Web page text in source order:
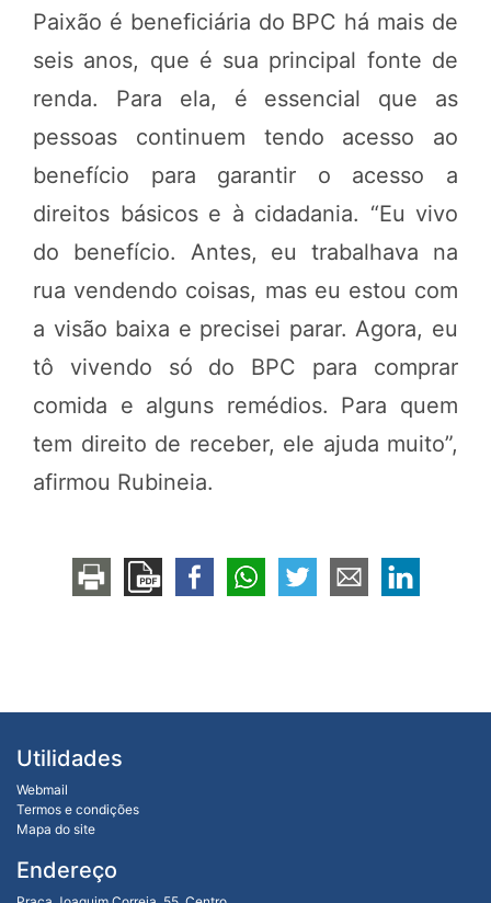
Paixão é beneficiária do BPC há mais de
seis anos, que é sua principal fonte de
renda. Para ela, é essencial que as
pessoas continuem tendo acesso ao
benefício para garantir o acesso a
direitos básicos e à cidadania. “Eu vivo
do benefício. Antes, eu trabalhava na
rua vendendo coisas, mas eu estou com
a visão baixa e precisei parar. Agora, eu
tô vivendo só do BPC para comprar
comida e alguns remédios. Para quem
tem direito de receber, ele ajuda muito”,
afirmou Rubineia.
Utilidades
Webmail
Termos e condições
Mapa do site
Endereço